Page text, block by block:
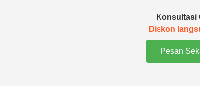
Konsultasi
Diskon
Pesan